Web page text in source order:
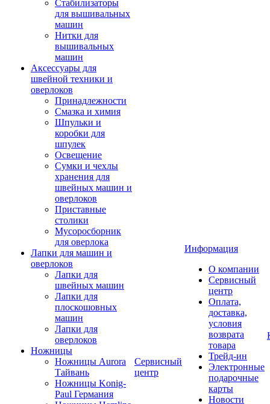
Стабилизаторы
для вышивальных
машин
Нитки для
вышивальных
машин
Аксессуары для
швейной техники и
оверлоков
Принадлежности
Смазка и химия
Шпульки и
коробки для
шпулек
Освещение
Сумки и чехлы
хранения для
швейных машин и
оверлоков
Приставные
столики
Мусоросборник
для оверлока
Лапки для машин и
оверлоков
Лапки для
швейных машин
Лапки для
плоскошовных
машин
Лапки для
оверлоков
Ножницы
Ножницы Aurora
Тайвань
Ножницы Konig-
Paul Германия
Сервисный
центр
Информация
О компании
Сервисный
центр
Оплата,
доставка,
условия
возврата
товара
Трейд-ин
Электронные
подарочные
карты
Новости